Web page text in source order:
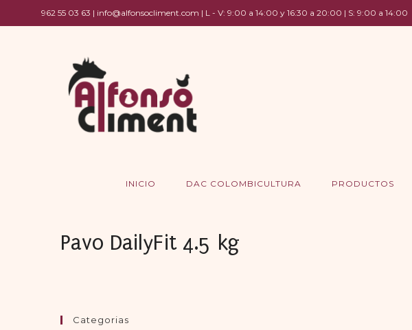
962 55 03 63 | info@alfonsocliment.com | L - V: 9:00 a 14:00 y 16:30 a 20:00 | S: 9:00 a 14:00
INICIO DAC COLOMBICULTURA PRODUCTOS
Pavo DailyFit 4.5 kg
Categorias